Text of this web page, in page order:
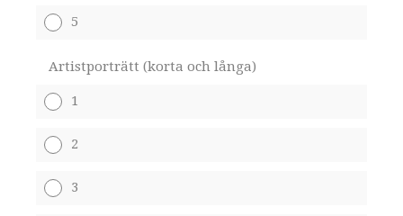
5
Artistporträtt (korta och långa)
1
2
3